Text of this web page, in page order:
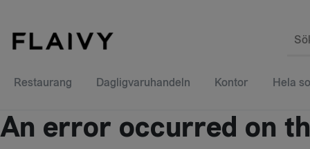
Restaurang Dagligvaruhandeln Kontor Hela
An error occurred on